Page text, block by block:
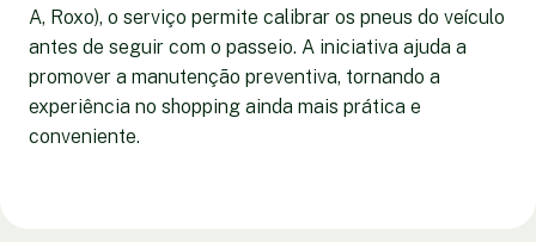
A, Roxo), o serviço permite calibrar os pneus do veículo
antes de seguir com o passeio. A iniciativa ajuda a
promover a manutenção preventiva, tornando a
experiência no shopping ainda mais prática e
conveniente.